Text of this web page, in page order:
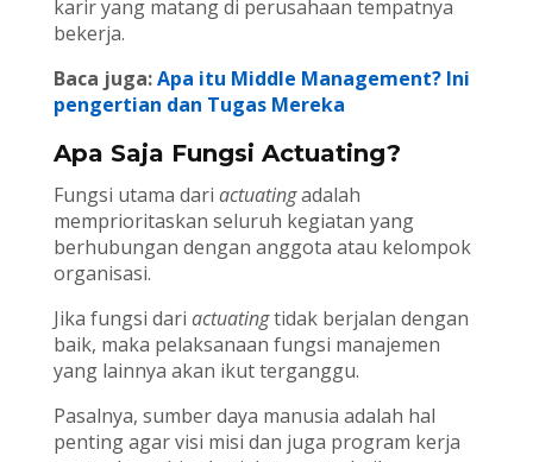
karir yang matang di perusahaan tempatnya
bekerja.
Baca juga:Apa itu Middle Management? Ini
pengertian dan Tugas Mereka
Apa Saja Fungsi Actuating?
Fungsi utama dari actuatingadalah
memprioritaskan seluruh kegiatan yang
berhubungan dengan anggota atau kelompok
organisasi.
Jika fungsi dari actuatingtidak berjalan dengan
baik, maka pelaksanaan fungsi manajemen
yang lainnya akan ikut terganggu.
Pasalnya, sumber daya manusia adalah hal
penting agar visi misi dan juga program kerja